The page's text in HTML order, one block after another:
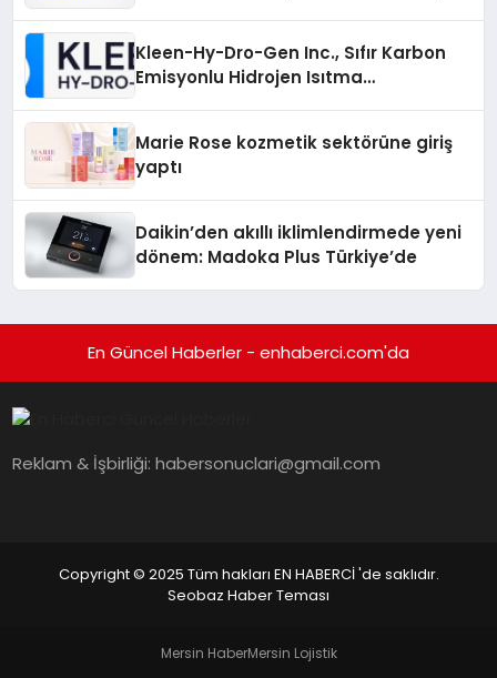
Kleen-Hy-Dro-Gen Inc., Sıfır Karbon
Emisyonlu Hidrojen Isıtma
Marie Rose kozmetik sektörüne giriş
yaptı
Daikin’den akıllı iklimlendirmede yeni
dönem: Madoka Plus Türkiye’de
En Güncel Haberler - enhaberci.com'da
Reklam & İşbirliği:habersonuclari@gmail.com
Copyright © 2025 Tüm hakları EN HABERCİ 'de saklıdır.
Seobaz Haber Teması
Mersin HaberMersin Lojistik